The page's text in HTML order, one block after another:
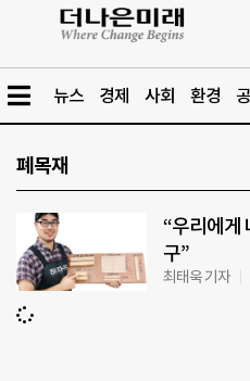
뉴스 경제 사회 환경
폐목재
“우리에게
구”
최태욱 기자